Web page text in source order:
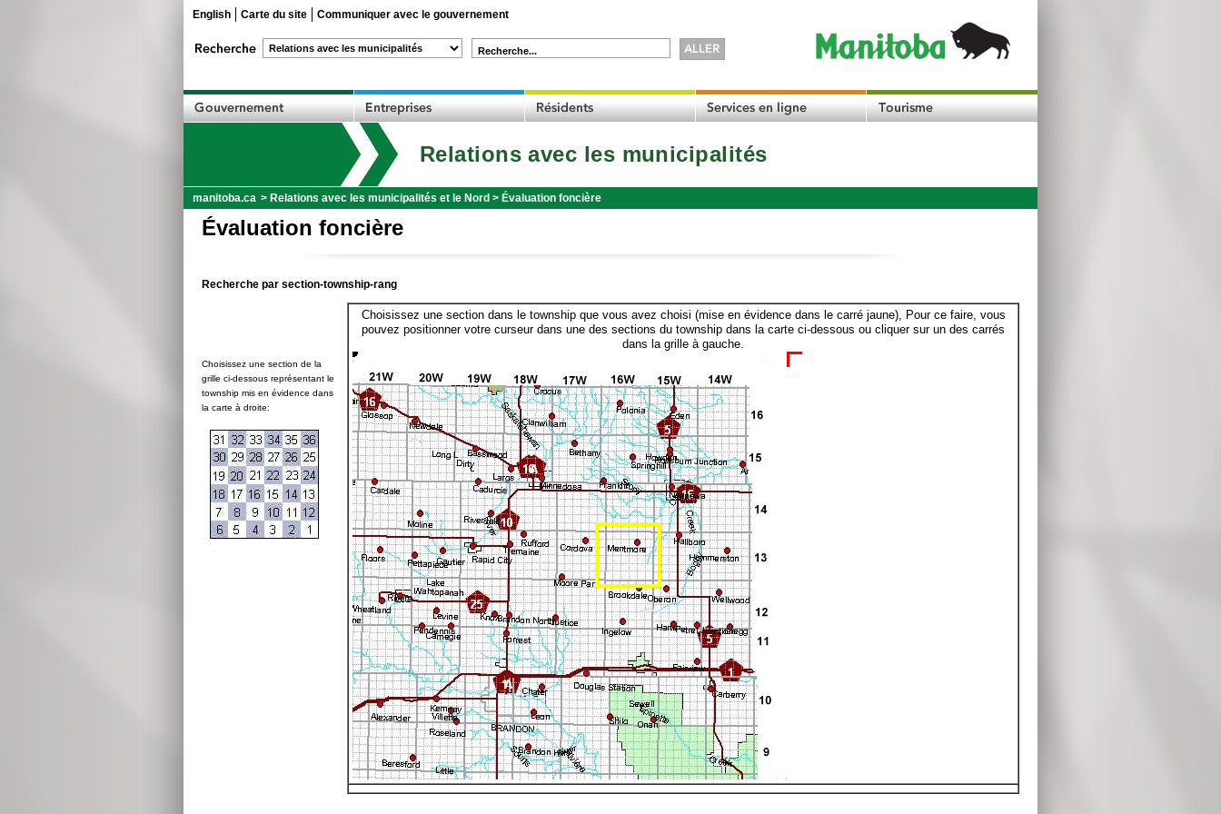
English Carte du site Communiquer avec le gouvernement
Recherche...
Relations avec les municipalités
manitoba.ca > Relations avec les municipalités et le Nord > Évaluation foncière
Évaluation foncière
Recherche par section-township-rang
Choisissez une section de la
grille ci-dessous représentant le
township mis en évidence dans
la carte à droite:
Choisissez une section dans le township que vous avez choisi (mise en évidence dans le carré jaune), Pour ce faire, vous
pouvez positionner votre curseur dans une des sections du township dans la carte ci-dessous ou cliquer sur un des carrés
dans la grille à gauche.